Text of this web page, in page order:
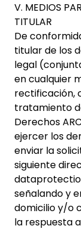
V. MEDIOS
TITULAR
De
titular de los
legal
en cualquier
rectificación,
tratamiento
Derechos
ejercer los
enviar la
siguiente
señalando y
domicilio y/o
la respuesta